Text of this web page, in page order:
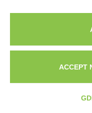
Il marketplace di
prodotti e servizi
clienti con il tuo
ACCEPT